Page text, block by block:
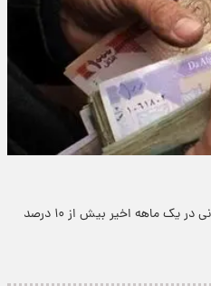
بررسی‌ها نشان می‌دهد قیمت هر افغانی در یک ماهه اخیر بیش از ۱۰ درصد